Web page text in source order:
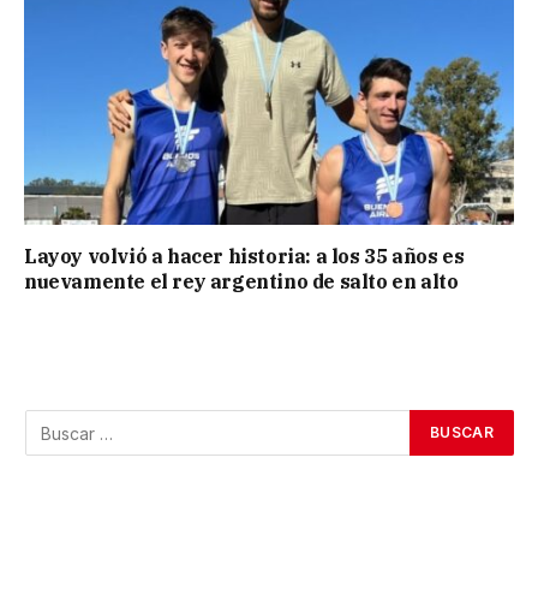
Layoy volvió a hacer historia: a los 35 años es
nuevamente el rey argentino de salto en alto